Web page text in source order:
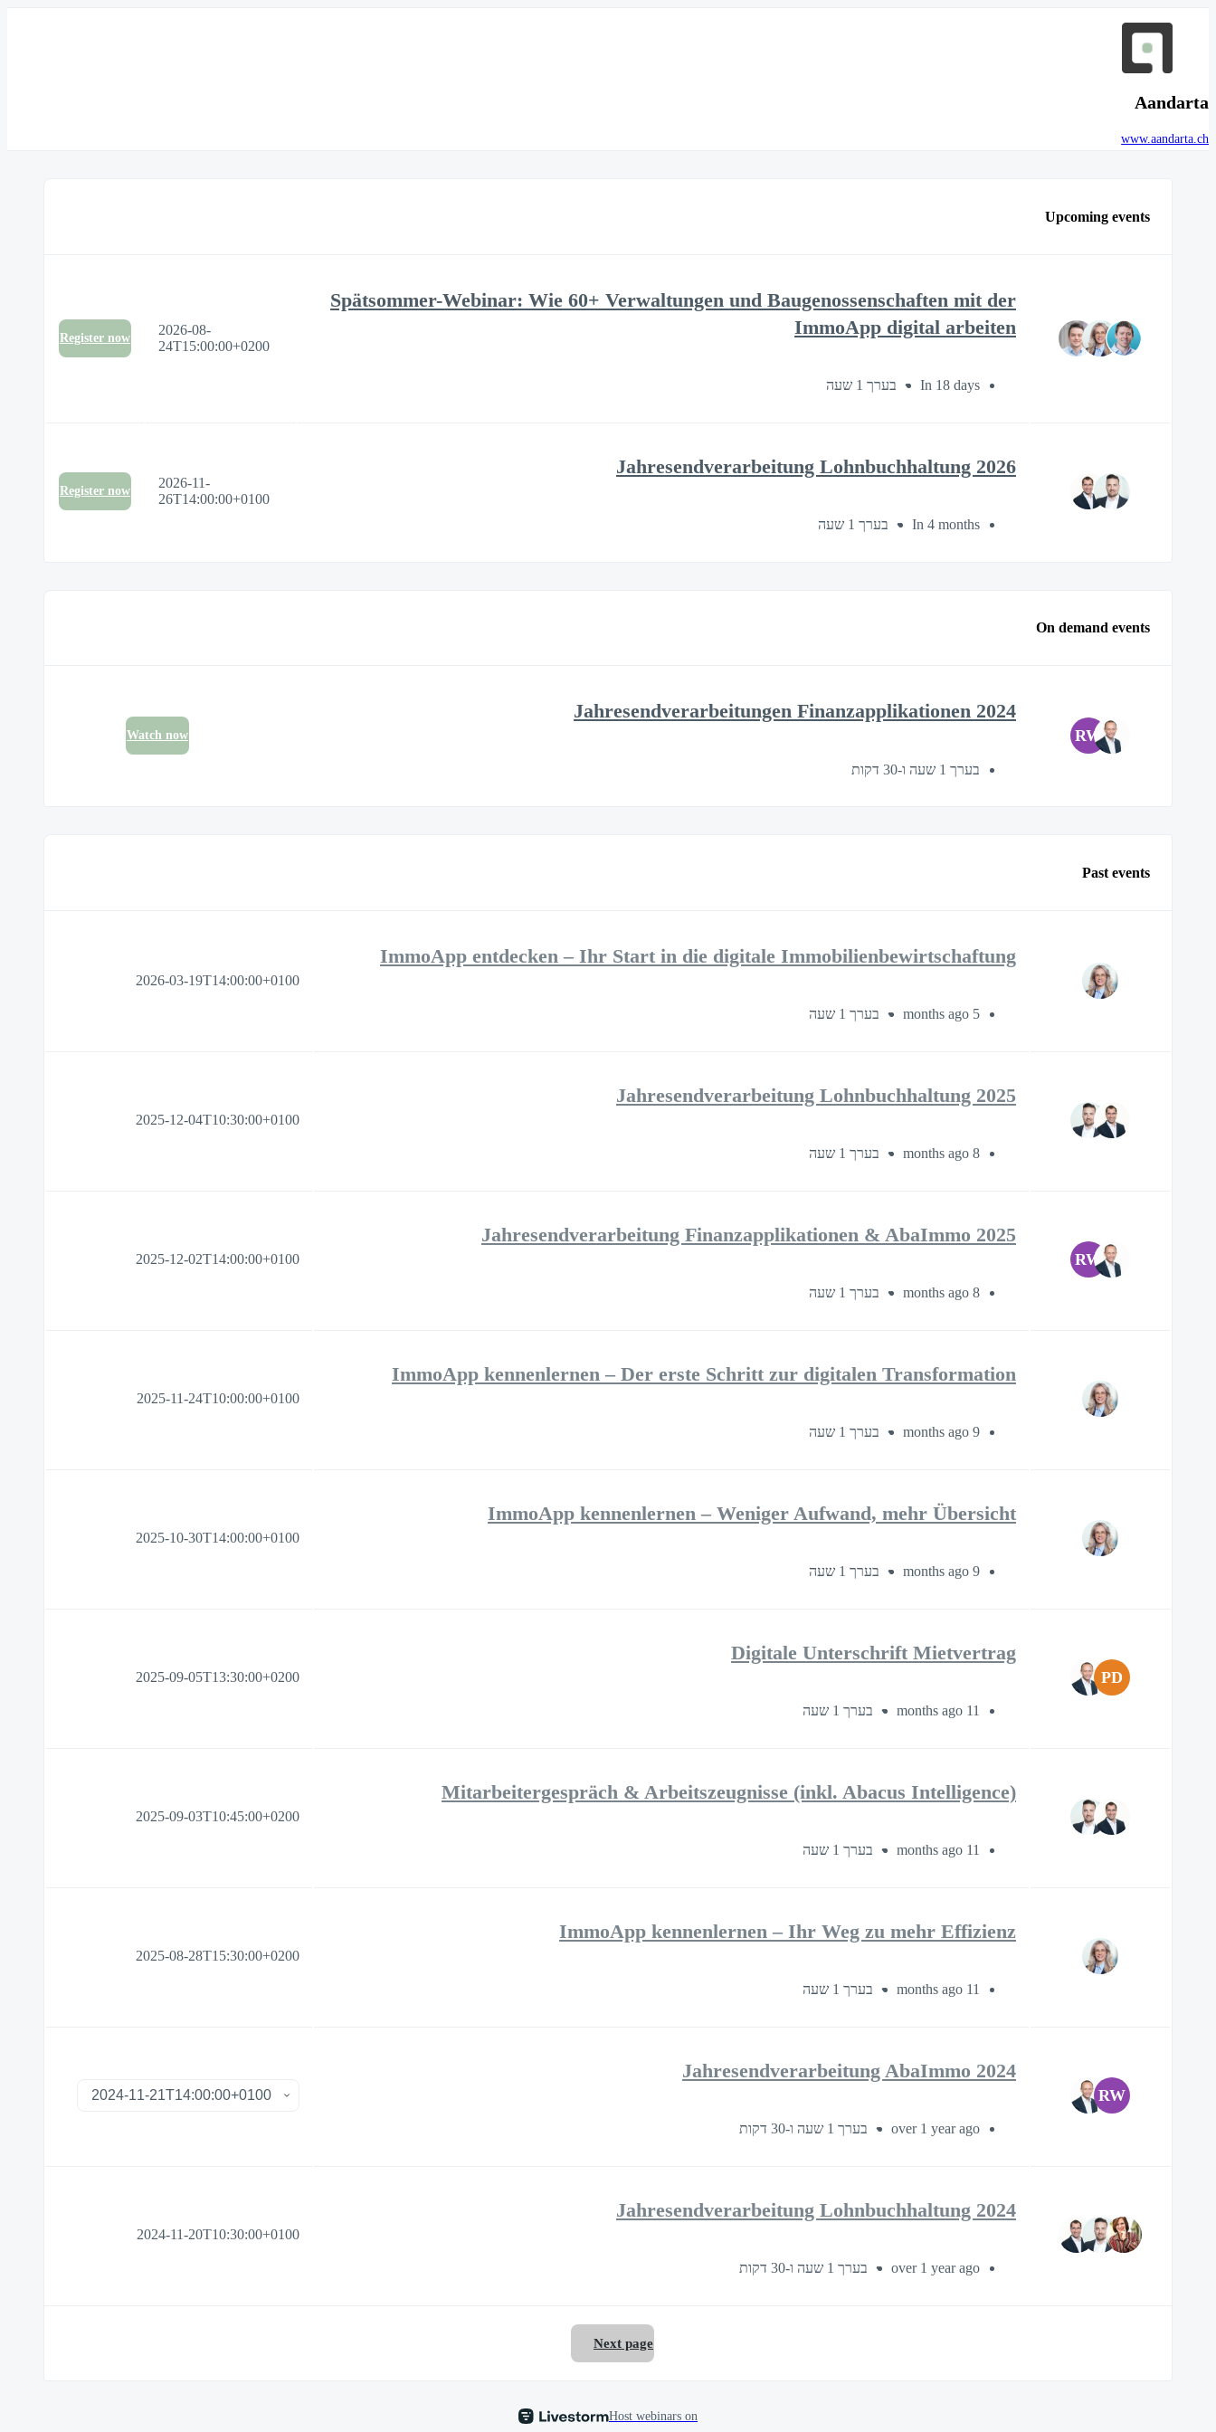
Aandarta
www.aandarta.ch
Upcoming events
Spätsommer-Webinar: Wie 60+ Verwaltungen und Baugenossenschaften mit der
ImmoApp digital arbeiten
In 18 days בערך 1 שעה
2026-08-
24T15:00:00+0200
Register now
Jahresendverarbeitung Lohnbuchhaltung 2026
In 4 months בערך 1 שעה
2026-11-
26T14:00:00+0100
Register now
On demand events
RW
Jahresendverarbeitungen Finanzapplikationen 2024
בערך 1 שעה ו-30 דקות
Watch now
Past events
ImmoApp entdecken – Ihr Start in die digitale Immobilienbewirtschaftung
5 months ago בערך 1 שעה
2026-03-19T14:00:00+0100
Jahresendverarbeitung Lohnbuchhaltung 2025
8 months ago בערך 1 שעה
2025-12-04T10:30:00+0100
RW
Jahresendverarbeitung Finanzapplikationen & AbaImmo 2025
8 months ago בערך 1 שעה
2025-12-02T14:00:00+0100
ImmoApp kennenlernen – Der erste Schritt zur digitalen Transformation
9 months ago בערך 1 שעה
2025-11-24T10:00:00+0100
ImmoApp kennenlernen – Weniger Aufwand, mehr Übersicht
9 months ago בערך 1 שעה
2025-10-30T14:00:00+0100
PD
Digitale Unterschrift Mietvertrag
11 months ago בערך 1 שעה
2025-09-05T13:30:00+0200
Mitarbeitergespräch & Arbeitszeugnisse (inkl. Abacus Intelligence)
11 months ago בערך 1 שעה
2025-09-03T10:45:00+0200
ImmoApp kennenlernen – Ihr Weg zu mehr Effizienz
11 months ago בערך 1 שעה
2025-08-28T15:30:00+0200
RW
Jahresendverarbeitung AbaImmo 2024
over 1 year ago בערך 1 שעה ו-30 דקות
Jahresendverarbeitung Lohnbuchhaltung 2024
over 1 year ago בערך 1 שעה ו-30 דקות
2024-11-20T10:30:00+0100
Next page
Host webinars on